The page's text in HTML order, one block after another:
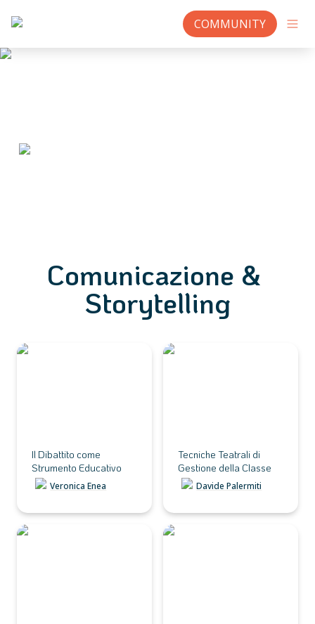
COMMUNITY
Comunicazione &
Storytelling
Il Dibattito come
Il Dibattito come
Strumento Educativo
Veronica Enea
Tecniche Teatrali di
Tecniche Teatrali di
Gestione della Classe
Davide Palermiti
Tecniche per la
Tecniche di Storytelling